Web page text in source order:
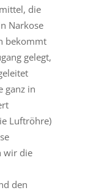
die
Narkose
bekommt
gelegt,
ganz in
Luftröhre)
wir die
den